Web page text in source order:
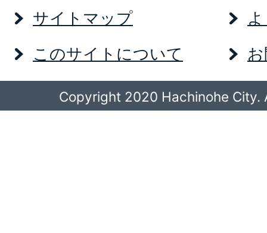
サイトマップ
このサイトについて
Copyright 2020 Hachinohe City.